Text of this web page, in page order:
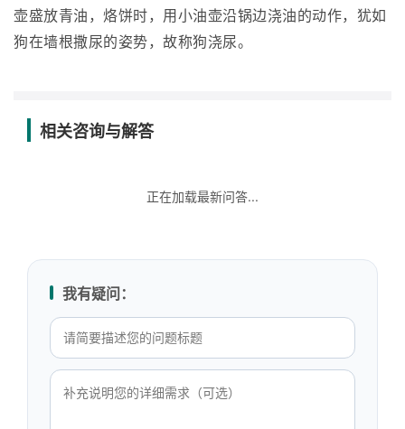
壶盛放青油，烙饼时，用小油壶沿锅边浇油的动作，犹如
狗在墙根撒尿的姿势，故称狗浇尿。
相关咨询与解答
正在加载最新问答...
我有疑问：